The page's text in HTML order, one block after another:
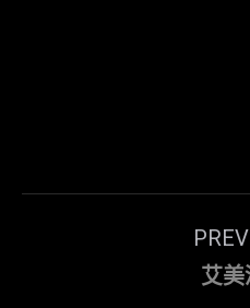
navigation艾